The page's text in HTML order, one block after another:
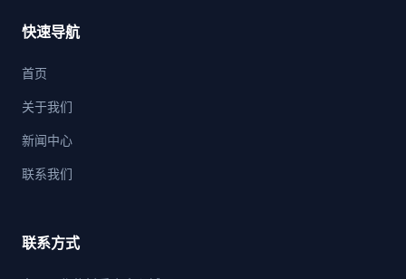
快速导航
首页
关于我们
新闻中心
联系我们
联系方式